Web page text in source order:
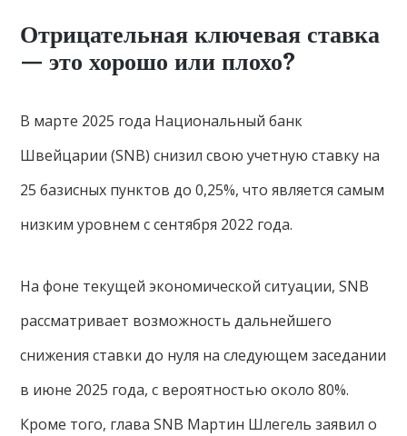
Отрицательная ключевая ставка
— это хорошо или плохо?
В марте 2025 года Национальный банк
Швейцарии (SNB) снизил свою учетную ставку на
25 базисных пунктов до 0,25%, что является самым
низким уровнем с сентября 2022 года.
На фоне текущей экономической ситуации, SNB
рассматривает возможность дальнейшего
снижения ставки до нуля на следующем заседании
в июне 2025 года, с вероятностью около 80%.
Кроме того, глава SNB Мартин Шлегель заявил о